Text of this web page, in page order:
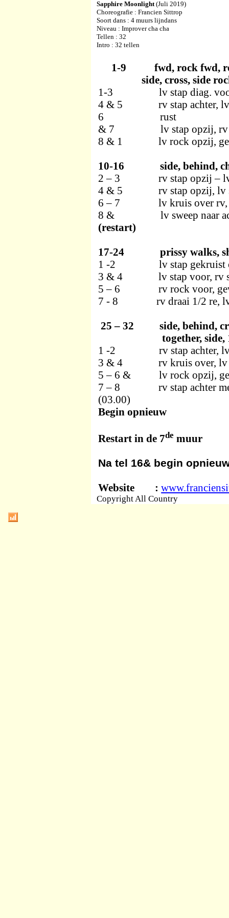
Sapphire Moonlight(Juli 2019)
Choreografie : Francien Sittrop
Soort dans : 4 muurs lijndans
Niveau : Improver cha cha
Tellen : 32
Intro : 32 tellen
1-9 fwd, rock fwd, recover,
side, cross, side rock,
1-3 lv stap diag. voor,
4 & 5 rv stap achter, lv
6 rust
& 7 lv stap opzij, rv
8 & 1 lv rock opzij,
10-16 side, behind,
2 – 3 rv stap opzij – lv
4 & 5 rv stap opzij, lv
6 – 7 lv kruis over rv,
8 & lv sweep naar achter
(restart)
17-24 prissy walks,
1 -2 lv stap gekruist
3 & 4 lv stap voor, rv
5 – 6 rv rock voor,
7 - 8 rv draai 1/2 re, lv
25 – 32 side, behind,
together, side,
1 -2 rv stap achter, lv
3 & 4 rv kruis over, lv
5 – 6 & lv rock opzij,
7 – 8 rv stap achter met
(03.00)
Begin opnieuw
Restart in de 7de muur
Na tel 16& begin
Website :
Copyright All Country